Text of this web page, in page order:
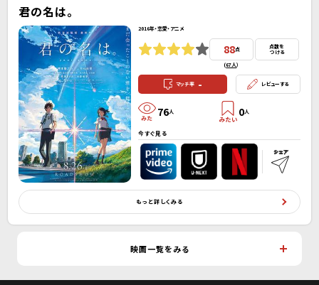
君の名は。
2016年・恋愛・アニメ
88点
(67人）
点数を
つける
マッチ率 - レビューする
76人 0人
今すぐ見る
もっと詳しくみる
映画一覧をみる